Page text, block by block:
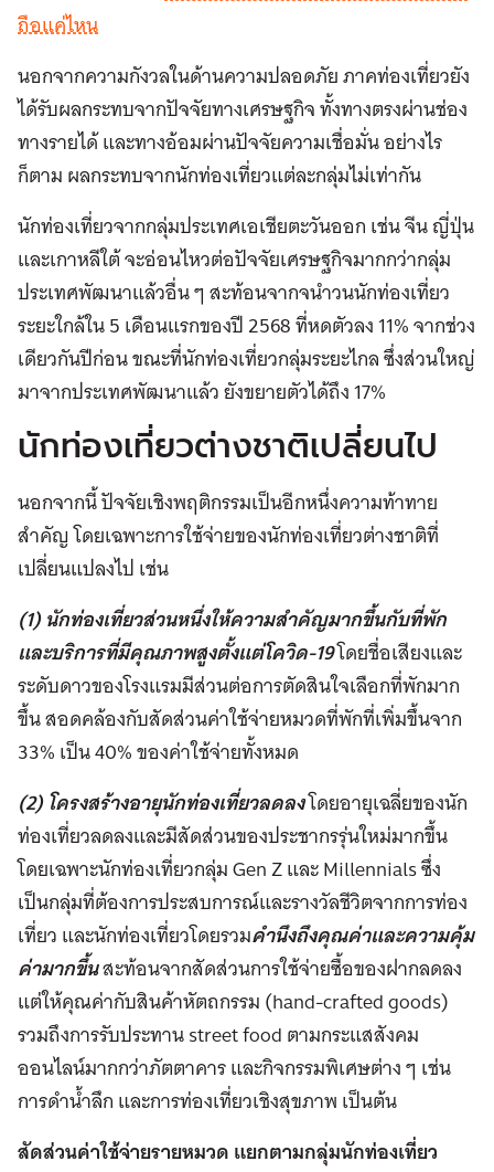
ถือแค่ไหน
นอกจากความกังวลในด้านความปลอดภัย ภาคท่องเที่ยวยัง
ได้รับผลกระทบจากปัจจัยทางเศรษฐกิจ ทั้งทางตรงผ่านช่อง
ทางรายได้ และทางอ้อมผ่านปัจจัยความเชื่อมั่น อย่างไร
ก็ตาม ผลกระทบจากนักท่องเที่ยวแต่ละกลุ่มไม่เท่ากัน
นักท่องเที่ยวจากกลุ่มประเทศเอเชียตะวันออก เช่น จีน ญี่ปุ่น
และเกาหลีใต้ จะอ่อนไหวต่อปัจจัยเศรษฐกิจมากกว่ากลุ่ม
ประเทศพัฒนาแล้วอื่น ๆ สะท้อนจากจนำวนนักท่องเที่ยว
ระยะใกล้ใน 5 เดือนแรกของปี 2568 ที่หดตัวลง 11% จากช่วง
เดียวกันปีก่อน ขณะที่นักท่องเที่ยวกลุ่มระยะไกล ซึ่งส่วนใหญ่
มาจากประเทศพัฒนาแล้ว ยังขยายตัวได้ถึง 17%
นักท่องเที่ยวต่างชาติเปลี่ยนไป
นอกจากนี้ ปัจจัยเชิงพฤติกรรมเป็นอีกหนึ่งความท้าทาย
สำคัญ โดยเฉพาะการใช้จ่ายของนักท่องเที่ยวต่างชาติที่
เปลี่ยนแปลงไป เช่น
(1) นักท่องเที่ยวส่วนหนึ่งให้ความสำคัญมากขึ้นกับที่พัก
และบริการที่มีคุณภาพสูงตั้งแต่โควิด-19โดยชื่อเสียงและ
ระดับดาวของโรงแรมมีส่วนต่อการตัดสินใจเลือกที่พักมาก
ขึ้น สอดคล้องกับสัดส่วนค่าใช้จ่ายหมวดที่พักที่เพิ่มขึ้นจาก
33% เป็น 40% ของค่าใช้จ่ายทั้งหมด
(2) โครงสร้างอายุนักท่องเที่ยวลดลงโดยอายุเฉลี่ยของนัก
ท่องเที่ยวลดลงและมีสัดส่วนของประชากรรุ่นใหม่มากขึ้น
โดยเฉพาะนักท่องเที่ยวกลุ่ม Gen Z และ Millennialsซึ่ง
เป็นกลุ่มที่ต้องการประสบการณ์และรางวัลชีวิตจากการท่อง
เที่ยว และนักท่องเที่ยวโดยรวมคำนึงถึงคุณค่าและความคุ้ม
ค่ามากขึ้นสะท้อนจากสัดส่วนการใช้จ่ายซื้อของฝากลดลง
แต่ให้คุณค่ากับสินค้าหัตถกรรม (hand-crafted goods)
รวมถึงการรับประทาน street food ตามกระแสสังคม
ออนไลน์มากกว่าภัตตาคาร และกิจกรรมพิเศษต่าง ๆ เช่น
การดำน้ำลึก และการท่องเที่ยวเชิงสุขภาพ เป็นต้น
สัดส่วนค่าใช้จ่ายรายหมวด แยกตามกลุ่มนักท่องเที่ยว